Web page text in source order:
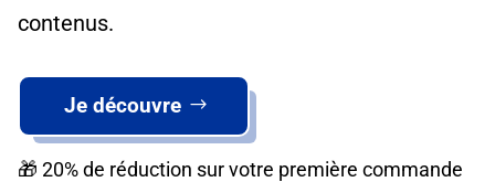
contenus.
Je découvre
🎁 20% de réduction sur votre première commande